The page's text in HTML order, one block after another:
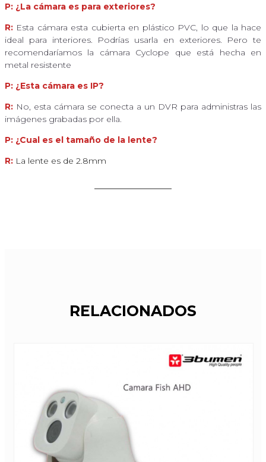
P: ¿La cámara es para exteriores?
R: Esta cámara esta cubierta en plástico PVC, lo que la hace
ideal para interiores. Podrías usarla en exteriores. Pero te
recomendaríamos la cámara Cyclope que está hecha en
metal resistente
P: ¿Esta cámara es IP?
R: No, esta cámara se conecta a un DVR para administras las
imágenes grabadas por ella.
P: ¿Cual es el tamaño de la lente?
R: La lente es de 2.8mm
RELACIONADOS